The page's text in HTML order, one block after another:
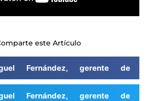
este Artículo
Fernández, gerente de
Fernández, gerente de